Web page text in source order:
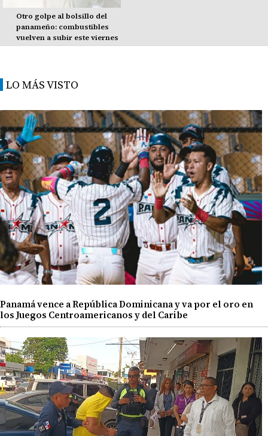
Otro golpe al bolsillo del
panameño: combustibles
vuelven a subir este viernes
LO MÁS VISTO
Panamá vence a República Dominicana y va por el oro en
los Juegos Centroamericanos y del Caribe